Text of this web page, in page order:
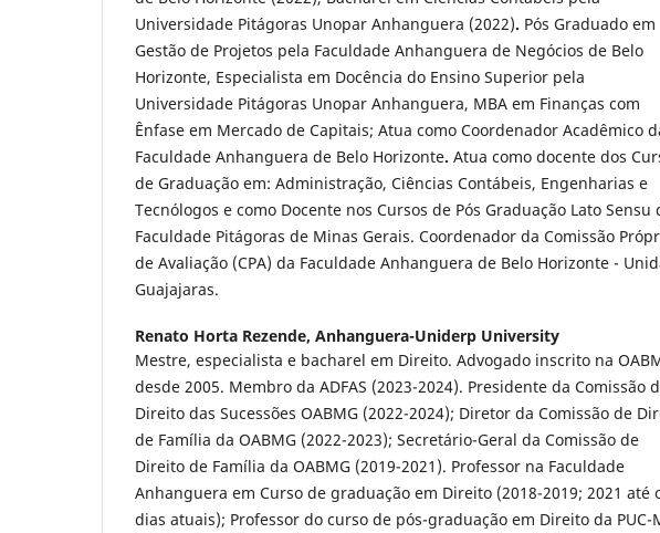
Universidade Pitágoras Unopar Anhanguera (2022). Pós Graduado em
Gestão de Projetos pela Faculdade Anhanguera de Negócios de Belo
Horizonte, Especialista em Docência do Ensino Superior pela
Universidade Pitágoras Unopar Anhanguera, MBA em Finanças com
Ênfase em Mercado de Capitais; Atua como Coordenador Acadêmico
Faculdade Anhanguera de Belo Horizonte. Atua como docente dos
de Graduação em: Administração, Ciências Contábeis, Engenharias e
Tecnólogos e como Docente nos Cursos de Pós Graduação Lato Sensu
Faculdade Pitágoras de Minas Gerais. Coordenador da Comissão
de Avaliação (CPA) da Faculdade Anhanguera de Belo Horizonte -
Guajajaras.
Renato Horta Rezende, Anhanguera-Uniderp University
Mestre, especialista e bacharel em Direito. Advogado inscrito na
desde 2005. Membro da ADFAS (2023-2024). Presidente da Comissão
Direito das Sucessões OABMG (2022-2024); Diretor da Comissão de
de Família da OABMG (2022-2023); Secretário-Geral da Comissão de
Direito de Família da OABMG (2019-2021). Professor na Faculdade
Anhanguera em Curso de graduação em Direito (2018-2019; 2021 até
dias atuais); Professor do curso de pós-graduação em Direito da PUC-